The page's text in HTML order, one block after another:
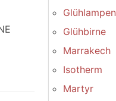
Glühlampen
Glühbirne
Marrakech
Isotherm
Martyr